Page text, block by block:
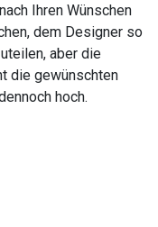
Ihren Wünschen
dem Designer so
aber die
die gewünschten
hoch.